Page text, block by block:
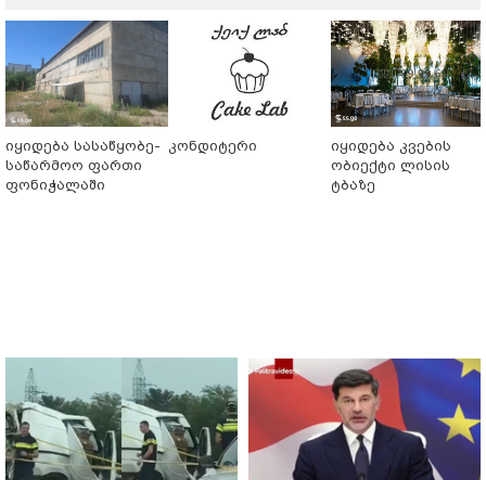
იყიდება სასაწყობე-
საწარმოო ფართი
ფონიჭალაში
კონდიტერი
იყიდება კვების
ობიექტი ლისის
ტბაზე